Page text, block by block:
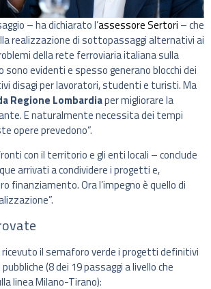
– ha dichiarato l’assessore Sertori – che
realizzazione di sottopassaggi alternativi ai
della rete ferroviaria italiana sulla
evidenti e spesso generano blocchi dei
disagi per lavoratori, studenti e turisti. Ma
Regione Lombardiaper migliorare la
E naturalmente necessita dei tempi
opere prevedono”.
con il territorio e gli enti locali – conclude
arrivati a condividere i progetti e,
finanziamento. Ora l’impegno è quello di
ricevuto il semaforo verde i progetti definitivi
(8 dei 19 passaggi a livello che
linea Milano-Tirano):